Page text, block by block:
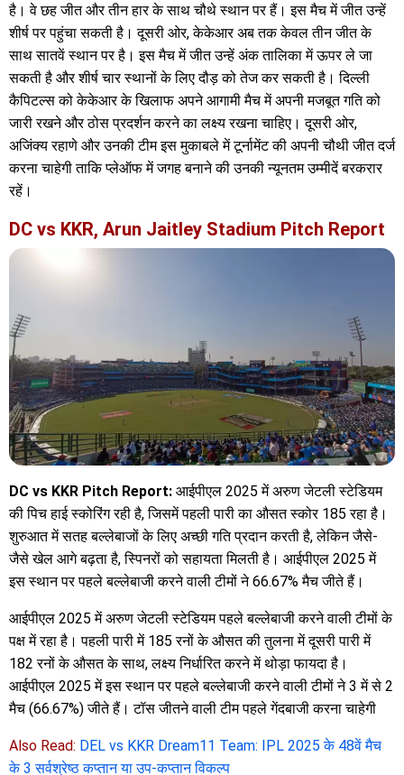
है। वे छह जीत और तीन हार के साथ चौथे स्थान पर हैं। इस मैच में जीत उन्हें
शीर्ष पर पहुंचा सकती है। दूसरी ओर, केकेआर अब तक केवल तीन जीत के
साथ सातवें स्थान पर है। इस मैच में जीत उन्हें अंक तालिका में ऊपर ले जा
सकती है और शीर्ष चार स्थानों के लिए दौड़ को तेज कर सकती है। दिल्ली
कैपिटल्स को केकेआर के खिलाफ अपने आगामी मैच में अपनी मजबूत गति को
जारी रखने और ठोस प्रदर्शन करने का लक्ष्य रखना चाहिए। दूसरी ओर,
अजिंक्य रहाणे और उनकी टीम इस मुकाबले में टूर्नामेंट की अपनी चौथी जीत दर्ज
करना चाहेगी ताकि प्लेऑफ में जगह बनाने की उनकी न्यूनतम उम्मीदें बरकरार
रहें।
DC vs KKR, Arun Jaitley Stadium Pitch Report
DC vs KKR Pitch Report: आईपीएल 2025 में अरुण जेटली स्टेडियम
की पिच हाई स्कोरिंग रही है, जिसमें पहली पारी का औसत स्कोर 185 रहा है।
शुरुआत में सतह बल्लेबाजों के लिए अच्छी गति प्रदान करती है, लेकिन जैसे-
जैसे खेल आगे बढ़ता है, स्पिनरों को सहायता मिलती है। आईपीएल 2025 में
इस स्थान पर पहले बल्लेबाजी करने वाली टीमों ने 66.67% मैच जीते हैं।
आईपीएल 2025 में अरुण जेटली स्टेडियम पहले बल्लेबाजी करने वाली टीमों के
पक्ष में रहा है। पहली पारी में 185 रनों के औसत की तुलना में दूसरी पारी में
182 रनों के औसत के साथ, लक्ष्य निर्धारित करने में थोड़ा फायदा है।
आईपीएल 2025 में इस स्थान पर पहले बल्लेबाजी करने वाली टीमों ने 3 में से 2
मैच (66.67%) जीते हैं। टॉस जीतने वाली टीम पहले गेंदबाजी करना चाहेगी
Also Read: DEL vs KKR Dream11 Team: IPL 2025 के 48वें मैच
के 3 सर्वश्रेष्ठ कप्तान या उप-कप्तान विकल्प